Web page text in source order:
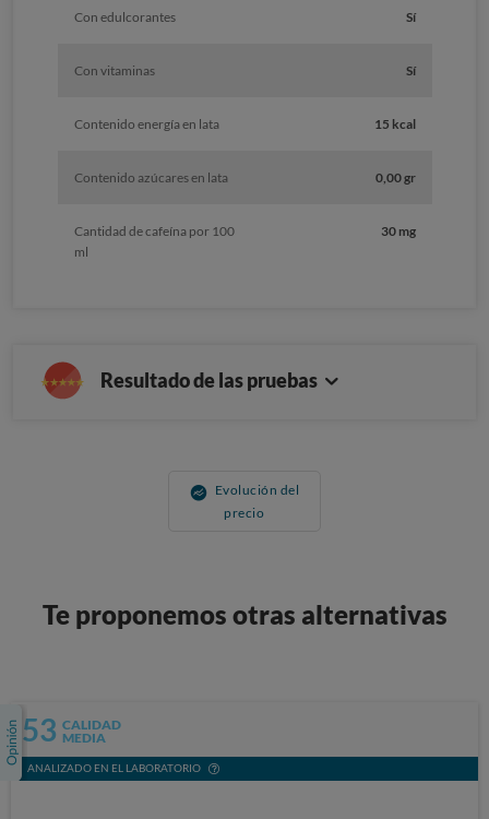
Con edulcorantes Sí
Con vitaminas Sí
Contenido energía en lata 15 kcal
Contenido azúcares en lata 0,00 gr
Cantidad de cafeína por 100
ml
30 mg
Resultado de las pruebas
Evolución del
precio
Te proponemos otras alternativas
53 CALIDAD
MEDIA
ANALIZADO EN EL LABORATORIO